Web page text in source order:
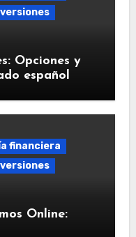
Opciones y
español
financiera
Online: